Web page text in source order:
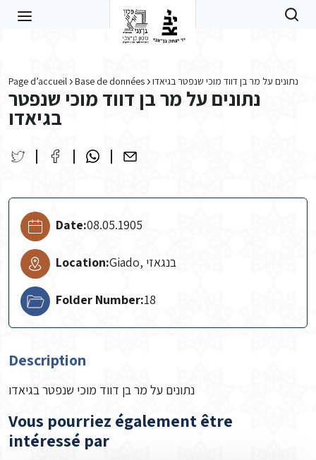
Page d’accueil Base de données נתונים על מר בן דווד מוכי שנפטר בגיאדו
נתונים על מר בן דווד מוכי שנפטר
בגיאדו
Date:08.05.1905
Location: Giado, בנגאזי
Folder Number:18
Description
נתונים על מר בן דווד מוכי שנפטר בגיאדו
Vous pourriez également être
intéressé par